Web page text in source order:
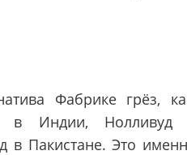
Фабрике грёз,
в Индии, Нолливуд
в Пакистане. Это